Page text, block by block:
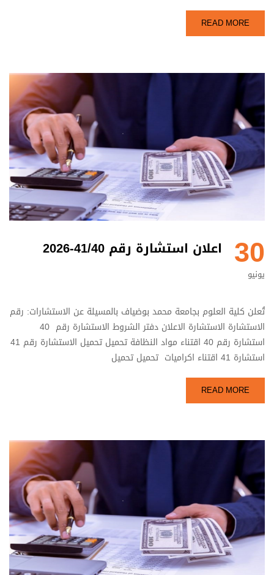
READ MORE
30
يونيو
اعلان استشارة رقم 41/40-2026
تُعلن كلية العلوم بجامعة محمد بوضياف بالمسيلة عن الاستشارات: رقم
الاستشارة الاستشارة الاعلان دفتر الشروط الاستشارة رقم 40
استشارة رقم 40 اقتناء مواد النظافة تحميل تحميل الاستشارة رقم 41
استشارة 41 اقتناء اكراميات تحميل تحميل
READ MORE